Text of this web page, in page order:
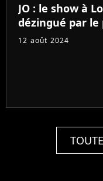
JO : le show à
dézingué par le
12 août 2024